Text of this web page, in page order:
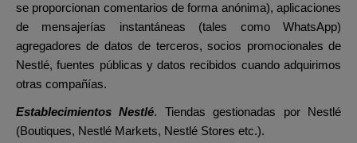
se proporcionan comentarios de forma anónima), aplicaciones
de mensajerías instantáneas (tales como WhatsApp)
agregadores de datos de terceros, socios promocionales de
Nestlé, fuentes públicas y datos recibidos cuando adquirimos
otras compañías.
Establecimientos Nestlé. Tiendas gestionadas por Nestlé
(Boutiques, Nestlé Markets, Nestlé Stores etc.).